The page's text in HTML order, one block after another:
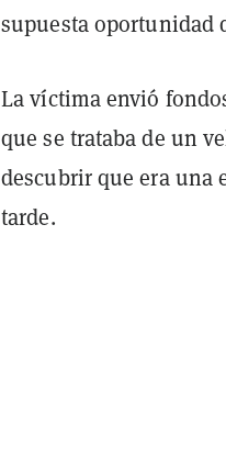
supuesta oportunidad
La víctima envió
que se trataba de un
descubrir que era una
tarde.